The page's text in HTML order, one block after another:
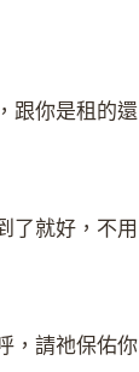
跟你是租的還
了就好，不用
，請祂保佑你